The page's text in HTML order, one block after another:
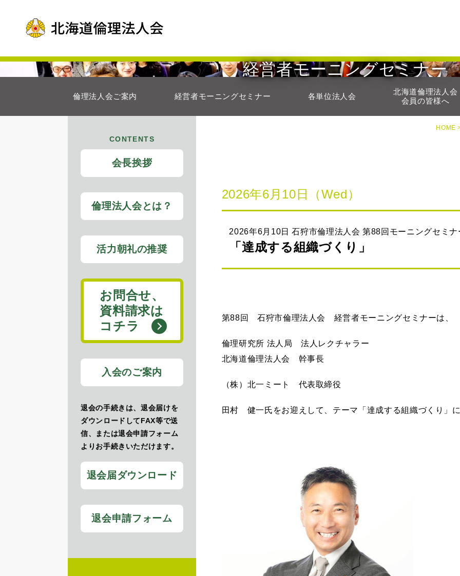
経営者モーニングセミナー
倫理法人会ご案内 経営者モーニングセミナー 各単位法人会
北海道倫理法人会
会員の皆様へ
HOME
2026年6月10日（Wed）
2026年6月10日 石狩市倫理法人会 第88回モーニングセミナ
「達成する組織づくり」
第88回 石狩市倫理法人会 経営者モーニングセミナーは、
倫理研究所 法人局 法人レクチャラー
北海道倫理法人会 幹事長
（株）北一ミート 代表取締役
田村 健一氏をお迎えして、テーマ「達成する組織づくり」
CONTENTS
会長挨拶
倫理法人会とは？
活力朝礼の推奨
お問合せ、
資料請求は
コチラ
入会のご案内
退会の手続きは、退会届けを
ダウンロードしてFAX等で送
信、または退会申請フォーム
よりお手続きいただけます。
退会届ダウンロード
退会申請フォーム